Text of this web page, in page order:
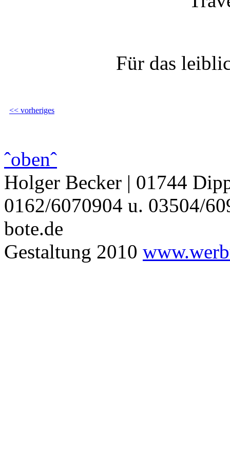
Für das
<< vorheriges
ˆobenˆ
Holger Becker | 01744
0162/6070904 u. 03504/
bote.de
Gestaltung 2010